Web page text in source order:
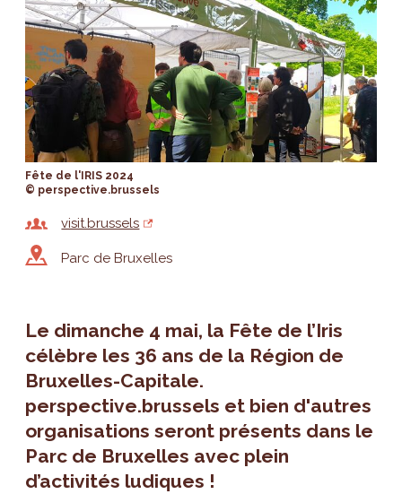
Fête de l'IRIS 2024
© perspective.brussels
visit.brussels
Parc de Bruxelles
Le dimanche 4 mai, la Fête de l’Iris
célèbre les 36 ans de la Région de
Bruxelles-Capitale.
perspective.brussels et bien d'autres
organisations seront présents dans le
Parc de Bruxelles avec plein
d’activités ludiques !